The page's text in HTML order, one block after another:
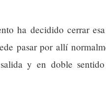
ha decidido cerrar
pasar por allí
y en doble